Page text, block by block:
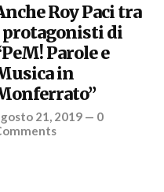
Roy Paci tra
protagonisti di
Parole e
in
21, 2019 — 0